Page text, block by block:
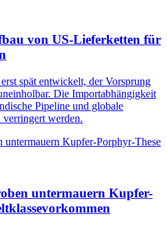
von US-Lieferketten für
spät entwickelt, der Vorsprung
Die Importabhängigkeit
Pipeline und globale
verringert werden.
untermauern Kupfer-